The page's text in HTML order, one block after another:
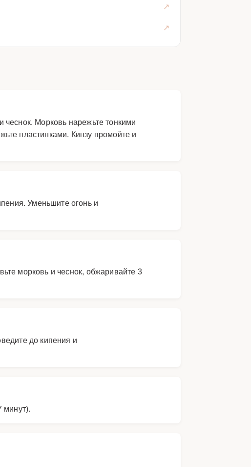
Морковь нарежьте тонкими
пластинками. Кинзу промойте и
Уменьшите огонь и
морковь и чеснок, обжаривайте 3
до кипения и
минут).